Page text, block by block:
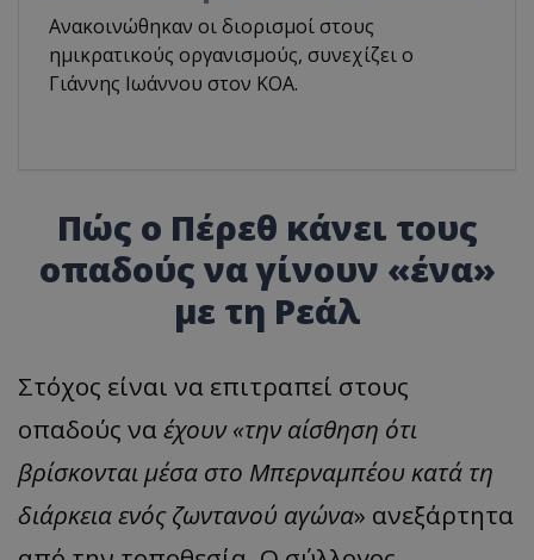
Ανακοινώθηκαν οι διορισμοί στους
ημικρατικούς οργανισμούς, συνεχίζει ο
Γιάννης Ιωάννου στον ΚΟΑ.
Πώς ο Πέρεθ κάνει τους
οπαδούς να γίνουν «ένα»
με τη Ρεάλ
Στόχος είναι να επιτραπεί στους
οπαδούς ναέχουν «την αίσθηση ότι
βρίσκονται μέσα στο Μπερναμπέου κατά τη
διάρκεια ενός ζωντανού αγώνα» ανεξάρτητα